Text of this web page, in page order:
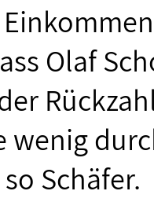
Olaf
wenig
Schäfer.